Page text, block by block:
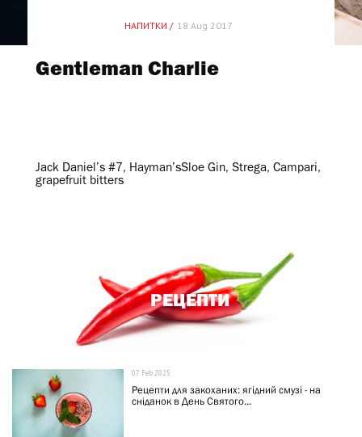
РЕЦЕПТИ
07 Feb 2025
Рецепти для закоханих: ягідний смузі - на
сніданок в День Святого...
НАПИТКИ / 18 Aug 2017
Gentleman Charlie
Jack Daniel’s #7, Hayman’sSloe Gin, Strega, Campari,
grapefruit bitters